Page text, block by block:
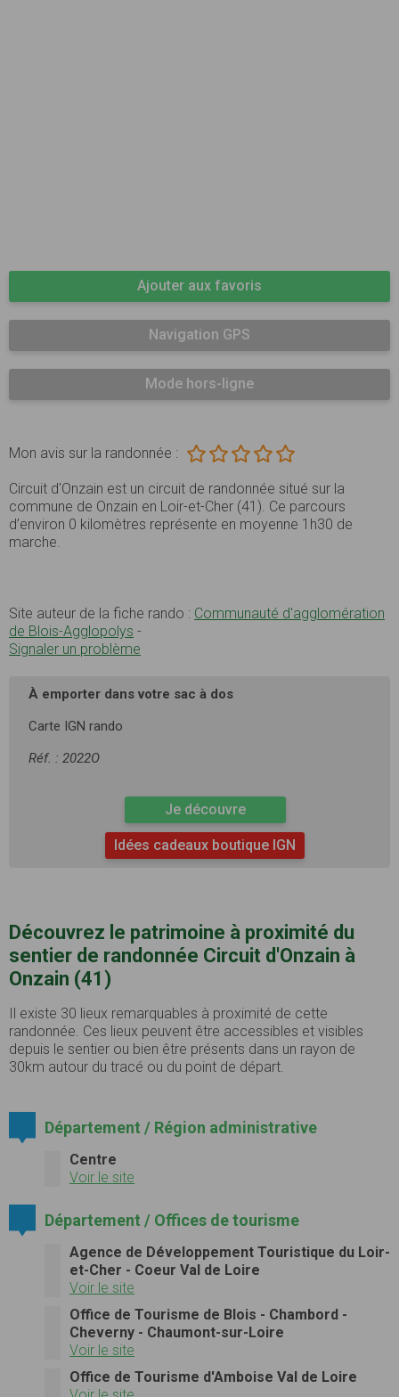
Ajouter aux favoris
Navigation GPS
Mode hors-ligne
Mon avis sur la randonnée :
Circuit d'Onzain est un circuit de randonnée situé sur la
commune de Onzain en Loir-et-Cher (41). Ce parcours
d’environ 0 kilomètres représente en moyenne 1h30 de
marche.
Site auteur de la fiche rando : Communauté d'agglomération
de Blois-Agglopolys -
Signaler un problème
À emporter dans votre sac à dos
Carte IGN rando
Réf. : 2022O
Je découvre
Idées cadeaux boutique IGN
Découvrez le patrimoine à proximité du
sentier de randonnée Circuit d'Onzain à
Onzain (41)
Il existe 30 lieux remarquables à proximité de cette
randonnée. Ces lieux peuvent être accessibles et visibles
depuis le sentier ou bien être présents dans un rayon de
30km autour du tracé ou du point de départ.
Département / Région administrative
Centre
Voir le site
Département / Offices de tourisme
Agence de Développement Touristique du Loir-
et-Cher - Coeur Val de Loire
Voir le site
Office de Tourisme de Blois - Chambord -
Cheverny - Chaumont-sur-Loire
Voir le site
Office de Tourisme d'Amboise Val de Loire